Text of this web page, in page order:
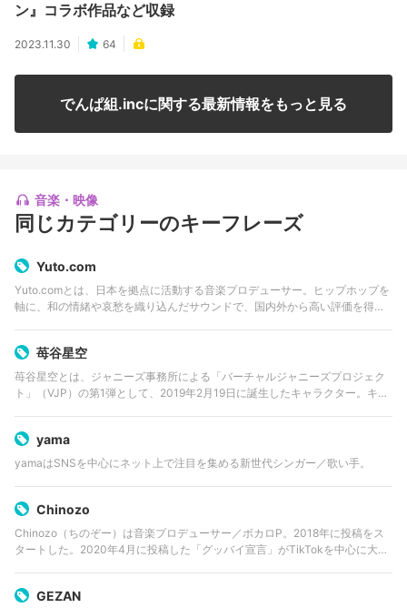
ン』コラボ作品など収録
2023.11.30 64
でんぱ組.incに関する最新情報をもっと見る
音楽・映像
同じカテゴリーのキーフレーズ
Yuto.com
Yuto.comとは、日本を拠点に活動する音楽プロデューサー。ヒップホップを
軸に、和の情緒や哀愁を織り込んだサウンドで、国内外から高い評価を得て
苺谷星空
苺谷星空とは、ジャニーズ事務所による「バーチャルジャニーズプロジェク
ト」（VJP）の第1弾として、2019年2月19日に誕生したキャラクター。キャ
yama
yamaはSNSを中心にネット上で注目を集める新世代シンガー／歌い手。
Chinozo
Chinozo（ちのぞー）は音楽プロデューサー／ボカロP。2018年に投稿をス
タートした。2020年4月に投稿した「グッバイ宣言」がTikTokを中心に大ヒ
GEZAN